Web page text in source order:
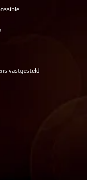
vastgesteld